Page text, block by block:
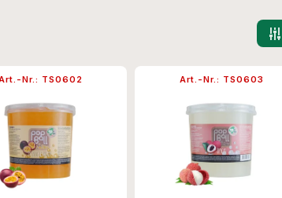
Nr.: TS0602 Art.-Nr.: TS0603